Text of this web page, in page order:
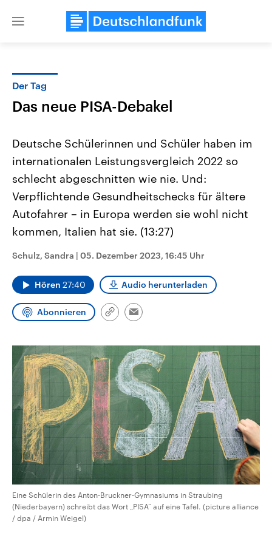
Close
USA
Aktuelle Beiträge, Analysen und
Hintergründe
gehören die Vereinigten Staaten zu
den mächtigsten Ländern der Erde,
aktuelle Weltgeschehen.
Nahostkonflikt
Der Überfall der
Terrororganisation Hamas
Oktober 2023 auf Israel
Region wieder die
Diese wird wie die
Libanon vom Iran
Sendungen Programm
Der Tag
Das neue PISA-Debakel
Deutsche Schülerinnen und Schüler haben im
internationalen Leistungsvergleich 2022 so
schlecht abgeschnitten wie nie. Und:
Verpflichtende Gesundheitschecks für ältere
Autofahrer – in Europa werden sie wohl nicht
kommen, Italien hat sie. (13:27)
Schulz, Sandra | 05. Dezember 2023, 16:45 Uhr
Hören 27:40 Audio herunterladen
Abonnieren
Link
Email
Eine Schülerin des Anton-Bruckner-Gymnasiums in Straubing
(Niederbayern) schreibt das Wort „PISA“ auf eine Tafel. (picture alliance
/ dpa / Armin Weigel)